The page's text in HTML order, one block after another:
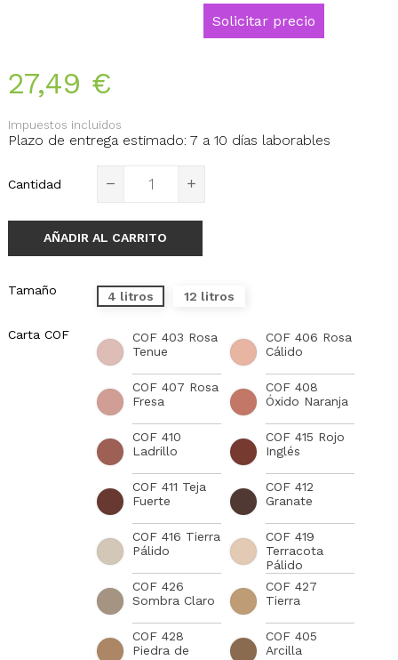
Solicitar precio
27,49 €
Impuestos incluidos
Plazo de entrega estimado: 7 a 10 días laborables
Cantidad
AÑADIR AL CARRITO
Tamaño 4 litros 12 litros
Carta COF
COF 403 Rosa
Tenue
COF 406 Rosa
Cálido
COF 407 Rosa
Fresa
COF 408
Óxido Naranja
COF 410
Ladrillo
COF 415 Rojo
Inglés
COF 411 Teja
Fuerte
COF 412
Granate
COF 416 Tierra
Pálido
COF 419
Terracota
Pálido
COF 426
Sombra Claro
COF 427
Tierra
COF 428
Piedra de
COF 405
Arcilla